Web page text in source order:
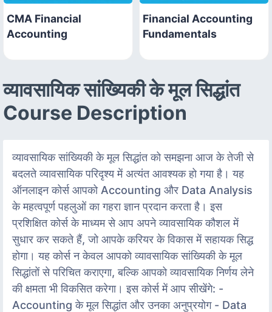
CMA Financial
Accounting
Financial Accounting
Fundamentals
व्यावसायिक सांख्यिकी के मूल सिद्धांत
Course Description
व्यावसायिक सांख्यिकी के मूल सिद्धांत को समझना आज के तेजी से
बदलते व्यावसायिक परिदृश्य में अत्यंत आवश्यक हो गया है। यह
ऑनलाइन कोर्स आपको Accounting और Data Analysis
के महत्वपूर्ण पहलुओं का गहरा ज्ञान प्रदान करता है। इस
प्रशिक्षित कोर्स के माध्यम से आप अपने व्यावसायिक कौशल में
सुधार कर सकते हैं, जो आपके करियर के विकास में सहायक सिद्ध
होगा। यह कोर्स न केवल आपको व्यावसायिक सांख्यिकी के मूल
सिद्धांतों से परिचित कराएगा, बल्कि आपको व्यावसायिक निर्णय लेने
की क्षमता भी विकसित करेगा। इस कोर्स में आप सीखेंगे: -
Accounting के मूल सिद्धांत और उनका अनुप्रयोग - Data